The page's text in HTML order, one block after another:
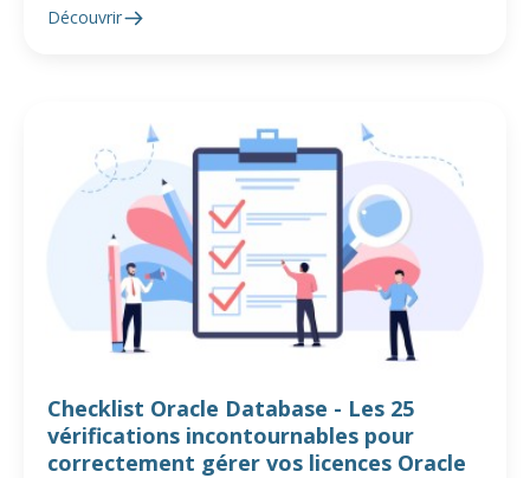
Découvrir
Checklist Oracle Database - Les 25
vérifications incontournables pour
correctement gérer vos licences Oracle